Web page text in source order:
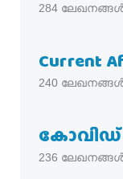
284
Current
240
കോവിഡ്-
236